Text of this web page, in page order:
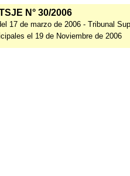
N° 30/2006
17 de marzo de 2006 - Tribunal
el 19 de Noviembre de 2006